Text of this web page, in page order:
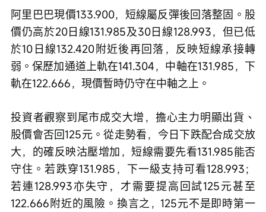
阿里巴巴現價133.900，短線屬反彈後回落整固。股
價仍高於20日線131.985及30日線128.993，但已低
於10日線132.420附近後再回落，反映短線承接轉
弱。保歷加通道上軌在141.304，中軸在131.985，下
軌在122.666，現價暫時仍守在中軸之上。
投資者觀察到尾市成交大增，擔心主力明顯出貨、
股價會否回125元。從走勢看，今日下跌配合成交放
大，的確反映沽壓增加，短線需要先看131.985能否
守住。若跌穿131.985，下一級支持可看128.993；
若連128.993亦失守，才需要提高回試125元甚至
122.666附近的風險。換言之，125元不是即時第一